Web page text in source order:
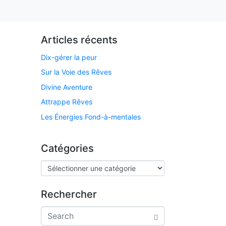
Articles récents
Dix-gérer la peur
Sur la Voie des Rêves
Divine Aventure
Attrappe Rêves
Les Énergies Fond-à-mentales
Catégories
Rechercher